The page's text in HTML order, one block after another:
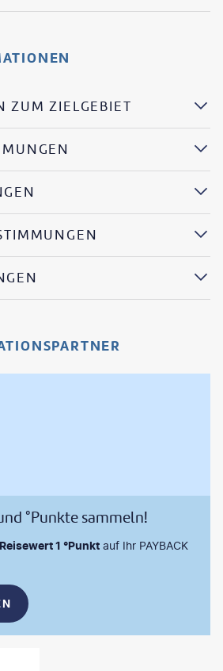
ZUM ZIELGEBIET
°Punkte sammeln!
1 °Punkt auf Ihr PAYBACK